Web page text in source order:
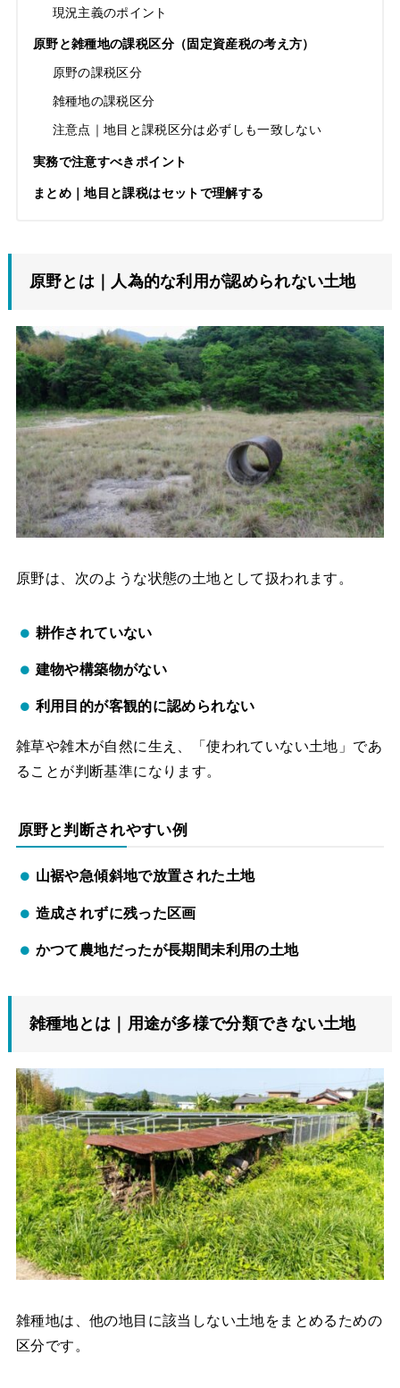
現況主義のポイント
原野と雑種地の課税区分（固定資産税の考え方）
原野の課税区分
雑種地の課税区分
注意点｜地目と課税区分は必ずしも一致しない
実務で注意すべきポイント
まとめ｜地目と課税はセットで理解する
原野とは｜人為的な利用が認められない土地
原野は、次のような状態の土地として扱われます。
耕作されていない
建物や構築物がない
利用目的が客観的に認められない
雑草や雑木が自然に生え、「使われていない土地」であ
ることが判断基準になります。
原野と判断されやすい例
山裾や急傾斜地で放置された土地
造成されずに残った区画
かつて農地だったが長期間未利用の土地
雑種地とは｜用途が多様で分類できない土地
雑種地は、他の地目に該当しない土地をまとめるための
区分です。